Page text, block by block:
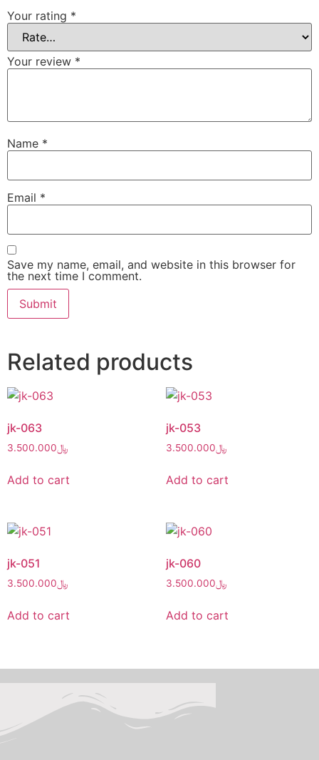
Your rating *
Your review *
Name *
Email *
Save my name, email, and website in this browser for
the next time I comment.
Related products
jk-063
﷼3.500.000
Add to cart
jk-053
﷼3.500.000
Add to cart
jk-051
﷼3.500.000
Add to cart
jk-060
﷼3.500.000
Add to cart